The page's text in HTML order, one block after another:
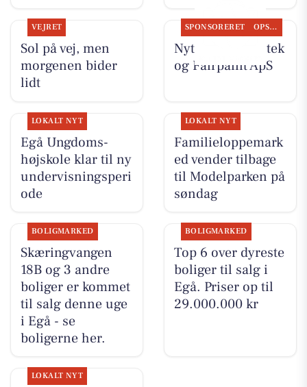
VEJRET
Sol på vej, men
morgenen bider
lidt
SPONSORERET OPSLAGSTAVLEN
Nyt fra Egå Apotek
og Fairpaint ApS
LOKALT NYT
Egå Ungdoms-
højskole klar til ny
undervisningsperi
ode
LOKALT NYT
Familieloppemark
ed vender tilbage
til Modelparken på
søndag
BOLIGMARKED
Skæringvangen
18B og 3 andre
boliger er kommet
til salg denne uge
i Egå - se
boligerne her.
BOLIGMARKED
Top 6 over dyreste
boliger til salg i
Egå. Priser op til
29.000.000 kr
LOKALT NYT